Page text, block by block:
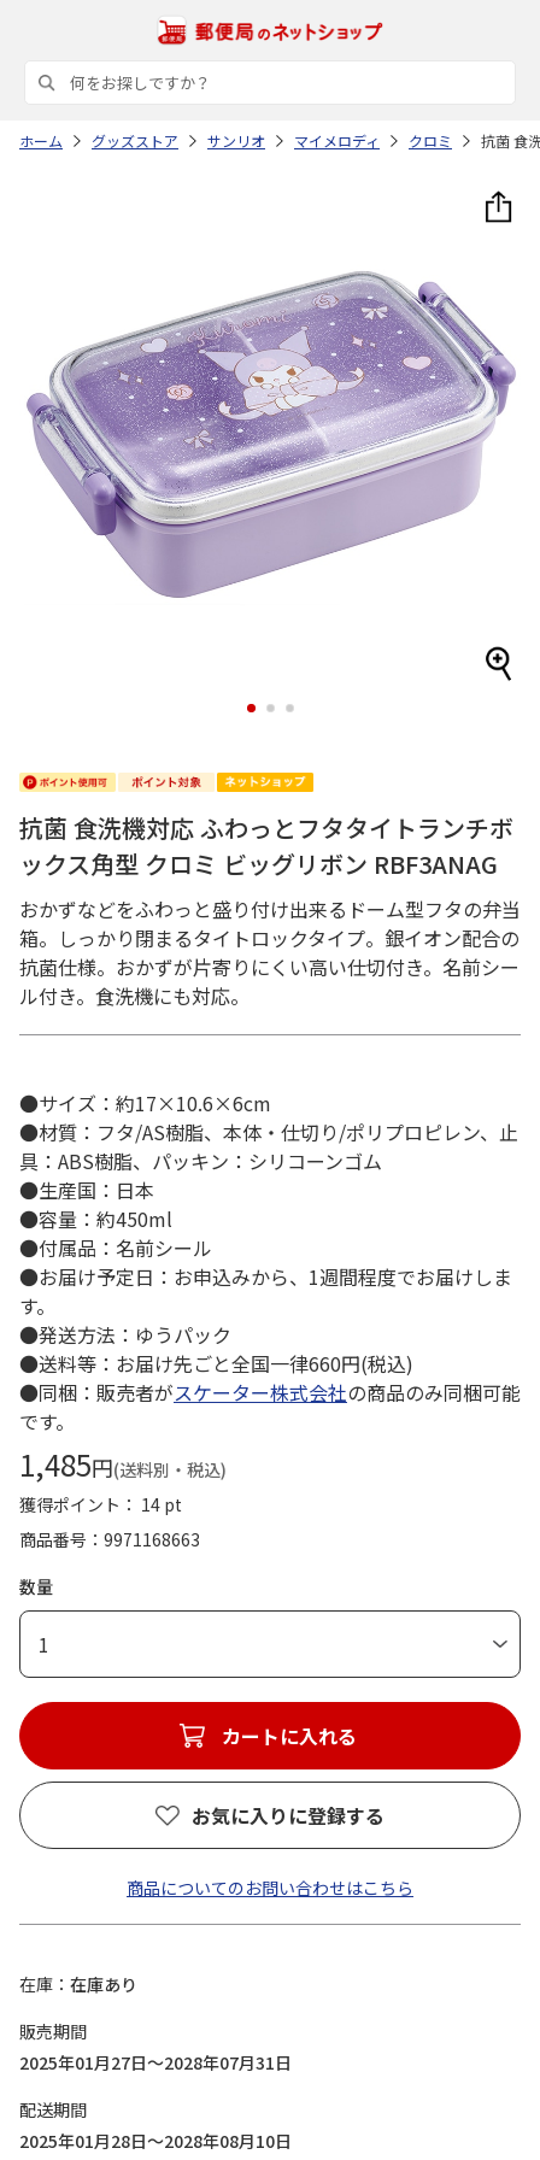
ホーム グッズストア サンリオ マイメロディ クロミ 抗菌 食
1 2 3
抗菌 食洗機対応 ふわっとフタタイトランチボ
ックス角型 クロミ ビッグリボン RBF3ANAG
おかずなどをふわっと盛り付け出来るドーム型フタの弁当
箱。しっかり閉まるタイトロックタイプ。銀イオン配合の
抗菌仕様。おかずが片寄りにくい高い仕切付き。名前シー
ル付き。食洗機にも対応。
●サイズ：約17×10.6×6cm
●材質：フタ/AS樹脂、本体・仕切り/ポリプロピレン、止
具：ABS樹脂、パッキン：シリコーンゴム
●生産国：日本
●容量：約450ml
●付属品：名前シール
●お届け予定日：お申込みから、1週間程度でお届けしま
す。
●発送方法：ゆうパック
●送料等：お届け先ごと全国一律660円(税込)
●同梱：販売者がスケーター株式会社の商品のみ同梱可能
です。
1,485円(送料別・税込)
獲得ポイント： 14 pt
商品番号
9971168663
数量
1
カートに入れる
お気に入りに登録する
商品についてのお問い合わせはこちら
在庫
在庫あり
販売期間
2025年01月27日～2028年07月31日
配送期間
2025年01月28日～2028年08月10日